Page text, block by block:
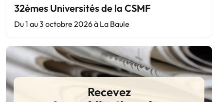
32èmes Universités de la CSMF
Du 1 au 3 octobre 2026 à La Baule
Recevez